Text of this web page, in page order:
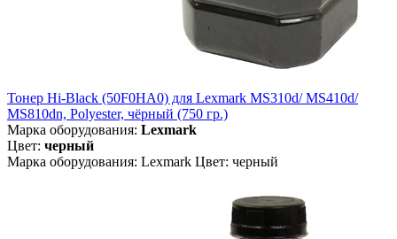
Тонер Hi-Black (50F0HA0) для Lexmark MS310d/ MS410d/
MS810dn, Polyester, чёрный (750 гр.)
Марка оборудования: Lexmark
Цвет: черный
Марка оборудования: Lexmark Цвет: черный